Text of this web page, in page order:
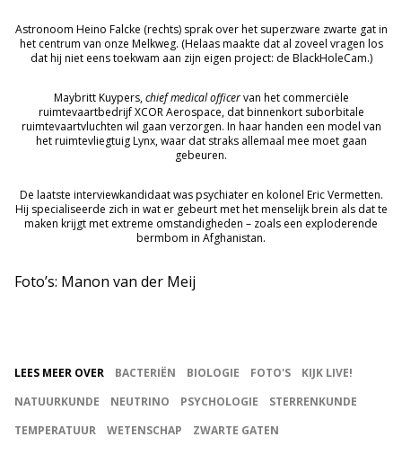
Astronoom Heino Falcke (rechts) sprak over het superzware zwarte gat in
het centrum van onze Melkweg. (Helaas maakte dat al zoveel vragen los
dat hij niet eens toekwam aan zijn eigen project: de BlackHoleCam.)
Maybritt Kuypers,chief medical officervan het commerciële
ruimtevaartbedrijf XCOR Aerospace, dat binnenkort suborbitale
ruimtevaartvluchten wil gaan verzorgen. In haar handen een model van
het ruimtevliegtuig Lynx, waar dat straks allemaal mee moet gaan
gebeuren.
De laatste interviewkandidaat was psychiater en kolonel Eric Vermetten.
Hij specialiseerde zich in wat er gebeurt met het menselijk brein als dat te
maken krijgt met extreme omstandigheden – zoals een exploderende
bermbom in Afghanistan.
Foto’s: Manon van der Meij
LEES MEER OVER BACTERIËN BIOLOGIE FOTO'S
KIJK LIVE!
NATUURKUNDE
NEUTRINO PSYCHOLOGIE
STERRENKUNDE
TEMPERATUUR
WETENSCHAP ZWARTE GATEN